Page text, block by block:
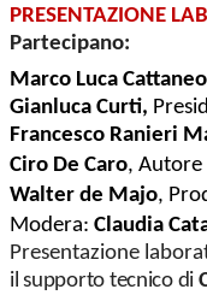
PRESENTAZIONE
Partecipano:
Marco Luca Cattaneo
Gianluca Curti,
Francesco Ranieri
Ciro De Caro, Autore
Walter de Majo,
Modera: Claudia
Presentazione
il supporto tecnico di